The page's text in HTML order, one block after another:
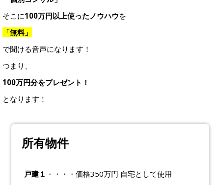
そこに100万円以上使ったノウハウを
「無料」
で聞ける音声になります！
つまり、
100万円分をプレゼント！
となります！
所有物件
戸建１ ・・・・価格350万円 自宅として使用